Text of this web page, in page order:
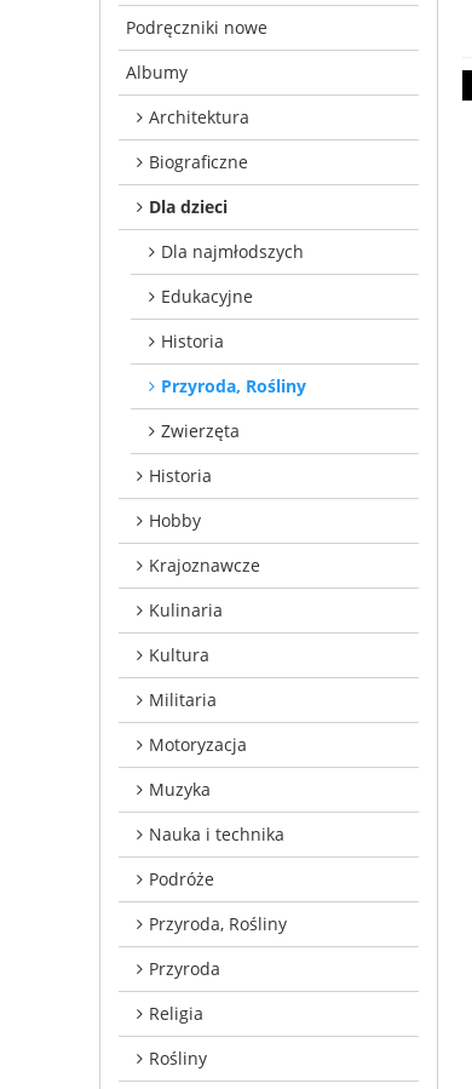
Podręczniki nowe
Albumy
Architektura
Biograficzne
Dla dzieci
Dla najmłodszych
Edukacyjne
Historia
Przyroda, Rośliny
Zwierzęta
Historia
Hobby
Krajoznawcze
Kulinaria
Kultura
Militaria
Motoryzacja
Muzyka
Nauka i technika
Podróże
Przyroda, Rośliny
Przyroda
Religia
Rośliny